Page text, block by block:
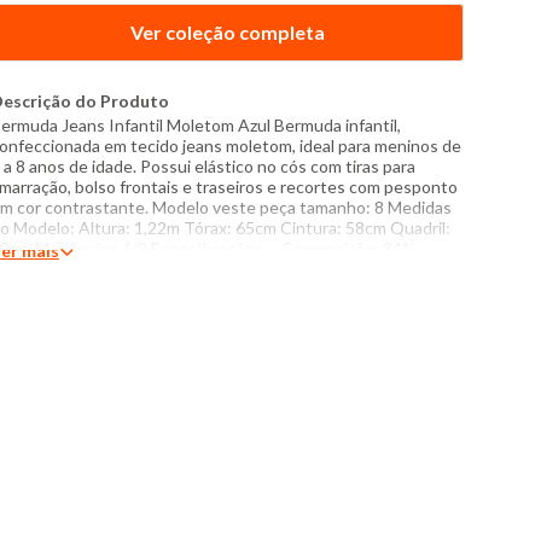
Ver coleção completa
do Produto
Jeans Infantil Moletom Azul Bermuda infantil,
em tecido jeans moletom, ideal para meninos de
a 8 anos de idade. Possui elástico no cós com tiras para
bolso frontais e traseiros e recortes com pesponto
cor contrastante. Modelo veste peça tamanho: 8 Medidas
Modelo: Altura: 1,22m Tórax: 65cm Cintura: 58cm Quadril:
Manequim: 6/8 Especificações: - Composição: 84%
mais